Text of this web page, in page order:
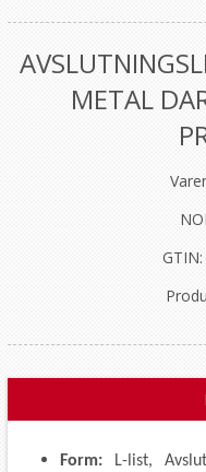
METAL
GTIN:
Form:L-list,